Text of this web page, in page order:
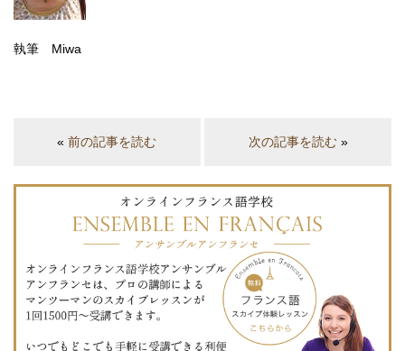
執筆 Miwa
«前の記事を読む 次の記事を読む»